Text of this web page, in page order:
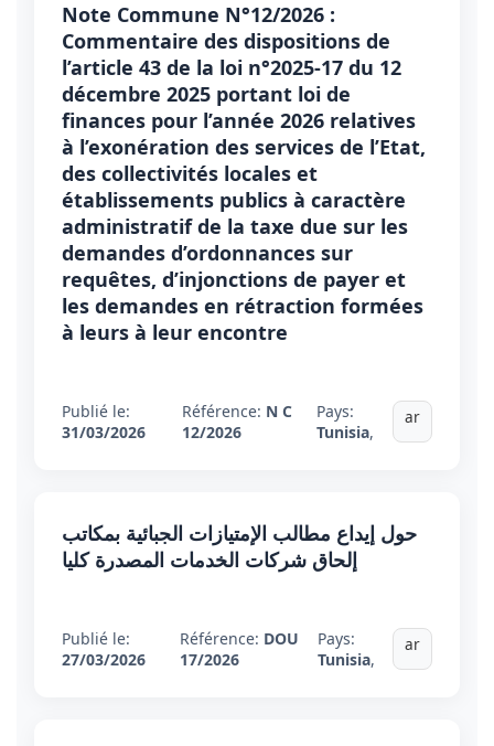
Note Commune N°12/2026 :
Commentaire des dispositions de
l’article 43 de la loi n°2025-17 du 12
décembre 2025 portant loi de
finances pour l’année 2026 relatives
à l’exonération des services de l’Etat,
des collectivités locales et
établissements publics à caractère
administratif de la taxe due sur les
demandes d’ordonnances sur
requêtes, d’injonctions de payer et
les demandes en rétraction formées
à leurs à leur encontre
Publié le:
31/03/2026
Référence: N C
12/2026
Pays:
Tunisia,
ar
حول إيداع مطالب الإمتيازات الجبائية بمكاتب
إلحاق شركات الخدمات المصدرة كليا
Publié le:
27/03/2026
Référence: DOU
17/2026
Pays:
Tunisia,
ar